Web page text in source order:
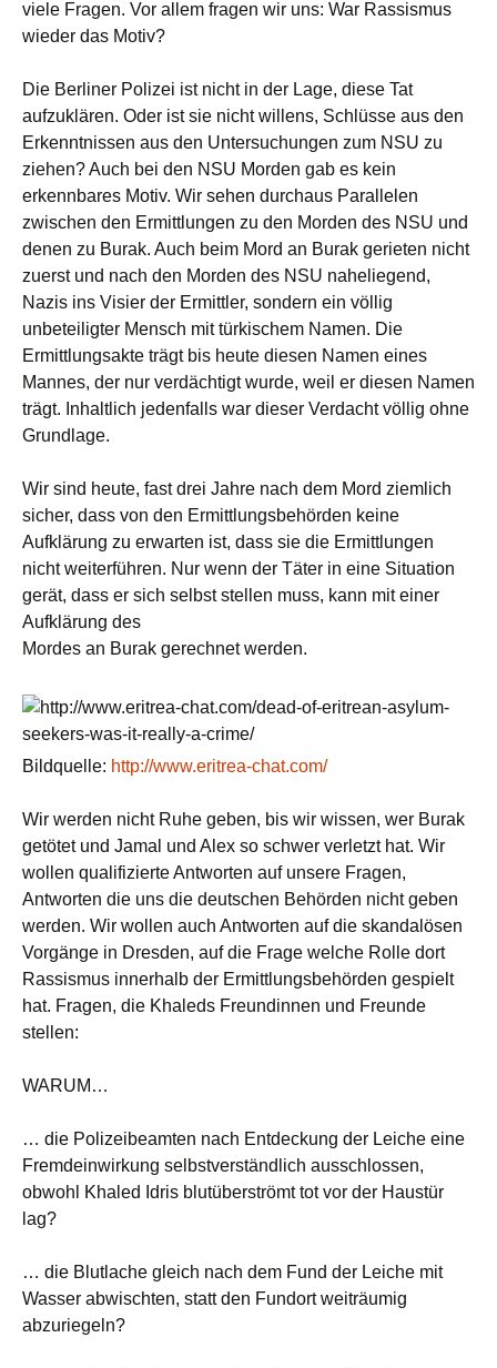
viele Fragen. Vor allem fragen wir uns: War Rassismus
wieder das Motiv?
Die Berliner Polizei ist nicht in der Lage, diese Tat
aufzuklären. Oder ist sie nicht willens, Schlüsse aus den
Erkenntnissen aus den Untersuchungen zum NSU zu
ziehen? Auch bei den NSU Morden gab es kein
erkennbares Motiv. Wir sehen durchaus Parallelen
zwischen den Ermittlungen zu den Morden des NSU und
denen zu Burak. Auch beim Mord an Burak gerieten nicht
zuerst und nach den Morden des NSU naheliegend,
Nazis ins Visier der Ermittler, sondern ein völlig
unbeteiligter Mensch mit türkischem Namen. Die
Ermittlungsakte trägt bis heute diesen Namen eines
Mannes, der nur verdächtigt wurde, weil er diesen Namen
trägt. Inhaltlich jedenfalls war dieser Verdacht völlig ohne
Grundlage.
Wir sind heute, fast drei Jahre nach dem Mord ziemlich
sicher, dass von den Ermittlungsbehörden keine
Aufklärung zu erwarten ist, dass sie die Ermittlungen
nicht weiterführen. Nur wenn der Täter in eine Situation
gerät, dass er sich selbst stellen muss, kann mit einer
Aufklärung des
Mordes an Burak gerechnet werden.
Bildquelle: http://www.eritrea-chat.com/
Wir werden nicht Ruhe geben, bis wir wissen, wer Burak
getötet und Jamal und Alex so schwer verletzt hat. Wir
wollen qualifizierte Antworten auf unsere Fragen,
Antworten die uns die deutschen Behörden nicht geben
werden. Wir wollen auch Antworten auf die skandalösen
Vorgänge in Dresden, auf die Frage welche Rolle dort
Rassismus innerhalb der Ermittlungsbehörden gespielt
hat. Fragen, die Khaleds Freundinnen und Freunde
stellen:
WARUM…
… die Polizeibeamten nach Entdeckung der Leiche eine
Fremdeinwirkung selbstverständlich ausschlossen,
obwohl Khaled Idris blutüberströmt tot vor der Haustür
lag?
… die Blutlache gleich nach dem Fund der Leiche mit
Wasser abwischten, statt den Fundort weiträumig
abzuriegeln?